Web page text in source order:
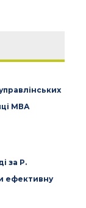
МВА
за Р.
ефективну